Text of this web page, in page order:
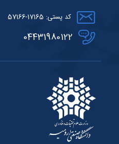
کد پستی: 17165-57166
04431980122